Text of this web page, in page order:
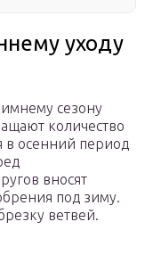
уходу
сезону
количество
в осенний период
вносят
под зиму.
ветвей.